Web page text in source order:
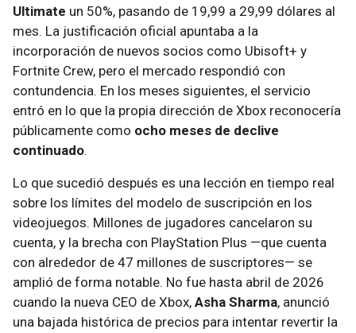
Ultimate un 50%, pasando de 19,99 a 29,99 dólares al
mes. La justificación oficial apuntaba a la
incorporación de nuevos socios como Ubisoft+ y
Fortnite Crew, pero el mercado respondió con
contundencia. En los meses siguientes, el servicio
entró en lo que la propia dirección de Xbox reconocería
públicamente como ocho meses de declive
continuado.
Lo que sucedió después es una lección en tiempo real
sobre los límites del modelo de suscripción en los
videojuegos. Millones de jugadores cancelaron su
cuenta, y la brecha con PlayStation Plus —que cuenta
con alrededor de 47 millones de suscriptores— se
amplió de forma notable. No fue hasta abril de 2026
cuando la nueva CEO de Xbox, Asha Sharma, anunció
una bajada histórica de precios para intentar revertir la